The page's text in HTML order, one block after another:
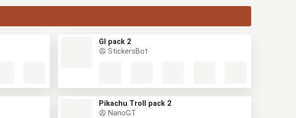
GI pack 2
StickersBot
Pikachu Troll pack 2
NanoGT